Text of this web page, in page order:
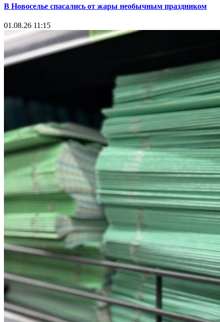
В Новоселье спасались от жары необычным праздником
01.08.26 11:15